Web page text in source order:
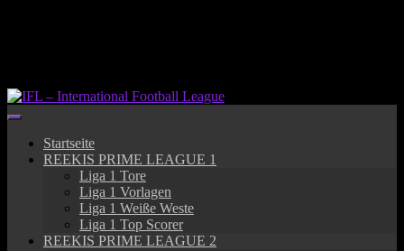
Startseite
REEKIS PRIME LEAGUE 1
Liga 1 Tore
Liga 1 Vorlagen
Liga 1 Weiße Weste
Liga 1 Top Scorer
REEKIS PRIME LEAGUE 2